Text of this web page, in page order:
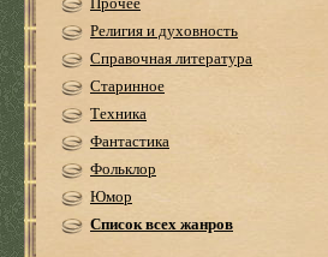
Религия и духовность
Справочная литература
Старинное
Техника
Фантастика
Фольклор
Юмор
Список всех жанров